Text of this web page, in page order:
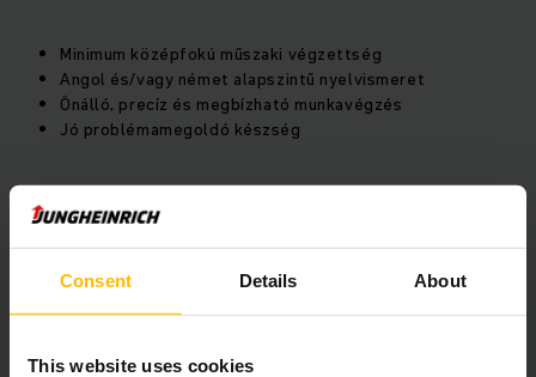
Consent Details About
This website uses cookies
Minimum középfokú műszaki végzettség
Angol és/vagy német alapszintű nyelvismeret
Önálló, precíz és megbízható munkavégzés
Jó problémamegoldó készség
Hasonló területen szerzett gyakorlat
Amit nyújtunk: